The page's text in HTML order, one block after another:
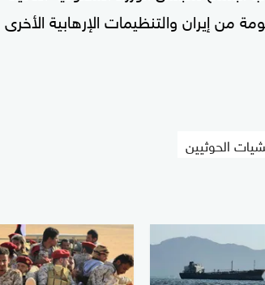
من إيران والتنظيمات الإرهابية الأخرى
الحوثيين